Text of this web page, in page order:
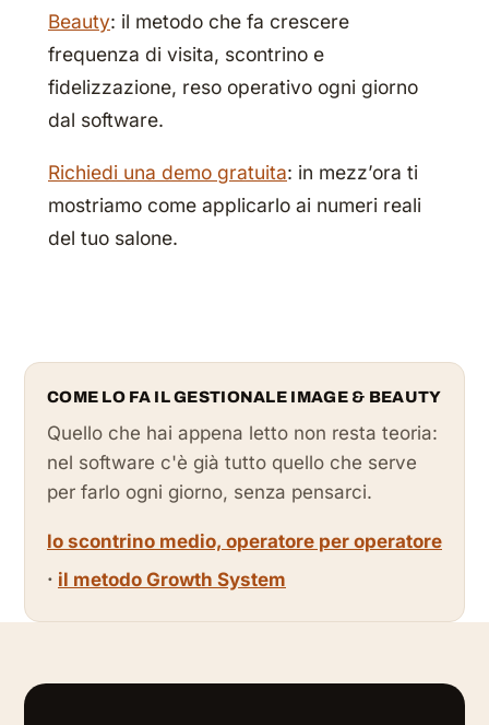
Beauty: il metodo che fa crescere
frequenza di visita, scontrino e
fidelizzazione, reso operativo ogni giorno
dal software.
Richiedi una demo gratuita: in mezz’ora ti
mostriamo come applicarlo ai numeri reali
del tuo salone.
COME LO FA IL GESTIONALE IMAGE & BEAUTY
Quello che hai appena letto non resta teoria:
nel software c'è già tutto quello che serve
per farlo ogni giorno, senza pensarci.
lo scontrino medio, operatore per operatore
· il metodo Growth System